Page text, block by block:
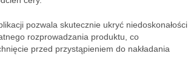
pozwala skutecznie ukryć niedoskonałości
rozprowadzania produktu, co
przed przystąpieniem do nakładania